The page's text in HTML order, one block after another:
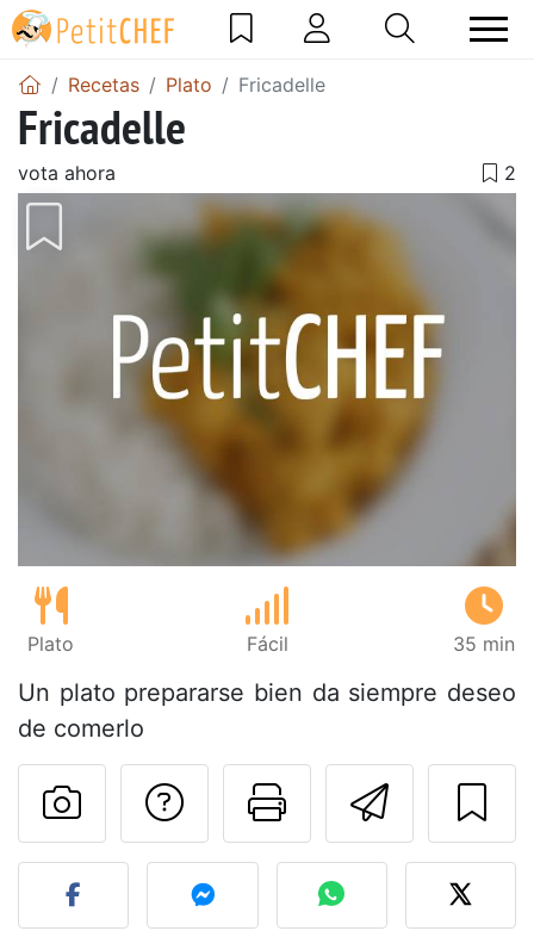
Recetas Plato Fricadelle
Fricadelle
vota ahora
Plato Fácil 35 min
Un plato prepararse bien da siempre deseo
de comerlo
Imprimir
Preguntar al autor
Publicar la foto de esta